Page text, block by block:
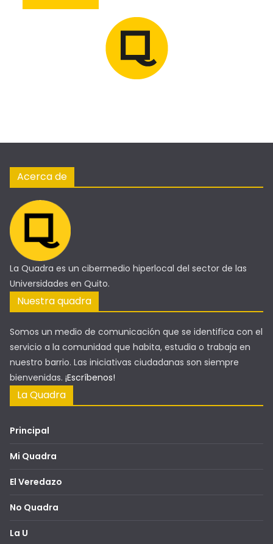
Acerca de
La Quadra es un cibermedio hiperlocal del sector de las
Universidades en Quito.
Nuestra quadra
Somos un medio de comunicación que se identifica con el
servicio a la comunidad que habita, estudia o trabaja en
nuestro barrio. Las iniciativas ciudadanas son siempre
bienvenidas. ¡Escríbenos!
La Quadra
Principal
Mi Quadra
El Veredazo
No Quadra
La U